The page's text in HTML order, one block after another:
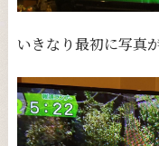
いきなり最初に写真